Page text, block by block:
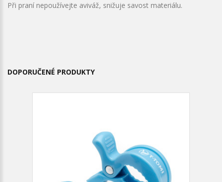
Při praní nepoužívejte aviváž, snižuje savost materiálu.
DOPORUČENÉ PRODUKTY